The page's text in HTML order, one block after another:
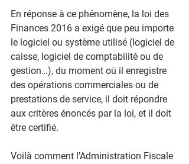
En réponse à ce phénomène, la loi des
Finances 2016 a exigé que peu importe
le logiciel ou système utilisé (logiciel de
caisse, logiciel de comptabilité ou de
gestion…), du moment où il enregistre
des opérations commerciales ou de
prestations de service, il doit répondre
aux critères énoncés par la loi, et il doit
être certifié.
Voilà comment l’Administration Fiscale